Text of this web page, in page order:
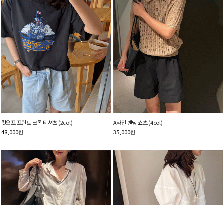
컷오프 프린트 크롭 티셔츠 (2col)
48,000원
A라인 밴딩 쇼츠 (4col)
35,000원